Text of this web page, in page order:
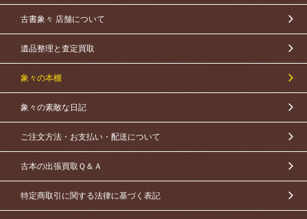
古書象々 店舗について
遺品整理と査定買取
象々の本棚
象々の素敵な日記
ご注文方法・お支払い・配送について
古本の出張買取Ｑ＆Ａ
特定商取引に関する法律に基づく表記